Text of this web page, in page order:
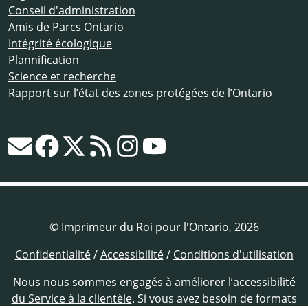
Conseil d'administration
Amis de Parcs Ontario
Intégrité écologique
Plannification
Science et recherche
Rapport sur l’état des zones protégées de l’Ontario
© Imprimeur du Roi pour l'Ontario, 2026
Confidentialité/Accessibilité/ Conditions d'utilisation
Nous nous sommes engagés à améliorer l’accessibilité
du Service à la clientèle. Si vous avez besoin de formats